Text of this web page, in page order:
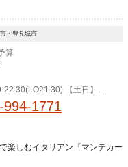
・豊見城市
算
22:30(LO21:30) 【土日】 1
18:00-22:30(LO
994-1771
楽しむイタリアン『マンテカー